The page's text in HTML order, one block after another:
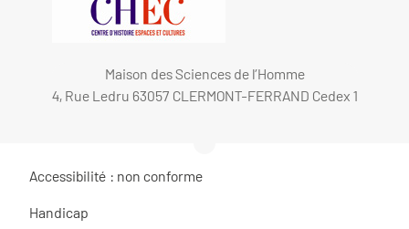
Maison des Sciences de l’Homme
4, Rue Ledru 63057 CLERMONT-FERRAND Cedex 1
Accessibilité : non conforme
Handicap